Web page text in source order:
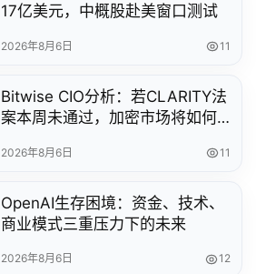
17亿美元，中概股赴美窗口测试
2026年8月6日 11
Bitwise CIO分析：若CLARITY法
案本周未通过，加密市场将如何
2026年8月6日 11
OpenAI生存困境：资金、技术、
商业模式三重压力下的未来
2026年8月6日 12